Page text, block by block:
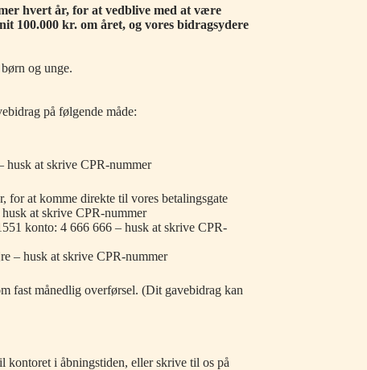
hvert år, for at vedblive med at være
100.000 kr. om året, og vores bidragsydere
og unge.
på følgende måde:
at skrive CPR-nummer
for at komme direkte til vores betalingsgate
at skrive CPR-nummer
konto: 4 666 666 – husk at skrive CPR-
– husk at skrive CPR-nummer
fast månedlig overførsel. (Dit gavebidrag kan
kontoret i åbningstiden, eller skrive til os på